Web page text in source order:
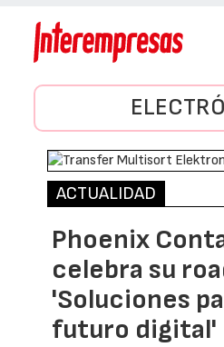
ACTUALIDAD
Phoenix
celebra su
'Soluciones
futuro digital'